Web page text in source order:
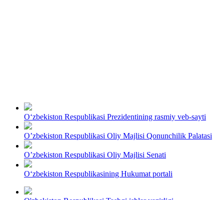
O‘zbekiston Respublikasi Prezidentining rasmiy veb-sayti
O’zbekiston Respublikasi Oliy Majlisi Qonunchilik Palatasi
O’zbekiston Respublikasi Oliy Majlisi Senati
O‘zbekiston Respublikasining Hukumat portali